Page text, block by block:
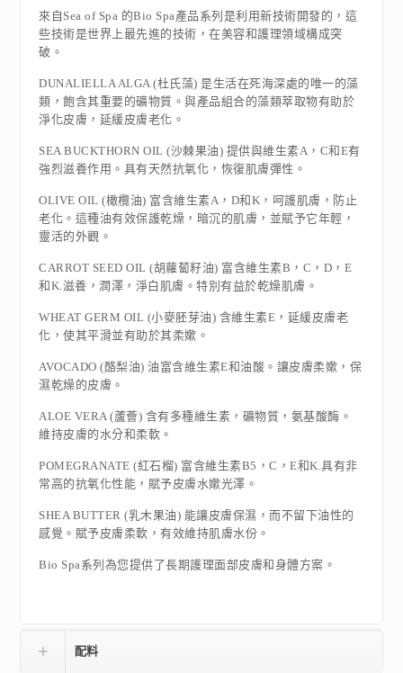
來自Sea of Spa 的Bio Spa產品系列是利用新技術開發的，這
些技術是世界上最先進的技術，在美容和護理領域構成突
破。
DUNALIELLA ALGA (杜氏藻) 是生活在死海深處的唯一的藻
類，飽含其重要的礦物質。與產品組合的藻類萃取物有助於
淨化皮膚，延緩皮膚老化。
SEA BUCKTHORN OIL (沙棘果油) 提供與維生素A，C和E有
強烈滋養作用。具有天然抗氧化，恢復肌膚彈性。
OLIVE OIL (橄欖油) 富含維生素A，D和K，呵護肌膚，防止
老化。這種油有效保護乾燥，暗沉的肌膚，並賦予它年輕，
靈活的外觀。
CARROT SEED OIL (胡蘿蔔籽油) 富含維生素B，C，D，E
和K.滋養，潤澤，淨白肌膚。特別有益於乾燥肌膚。
WHEAT GERM OIL (小麥胚芽油) 含維生素E，延緩皮膚老
化，使其平滑並有助於其柔嫰。
AVOCADO (酪梨油) 油富含維生素E和油酸。讓皮膚柔嫰，保
濕乾燥的皮膚。
ALOE VERA (蘆薈) 含有多種維生素，礦物質，氨基酸酶。
維持皮膚的水分和柔軟。
POMEGRANATE (紅石榴) 富含維生素B5，C，E和K.具有非
常高的抗氧化性能，賦予皮膚水嫰光澤。
SHEA BUTTER (乳木果油) 能讓皮膚保濕，而不留下油性的
感覺。賦予皮膚柔軟，有效維持肌膚水份。
Bio Spa系列為您提供了長期護理面部皮膚和身體方案。
配料